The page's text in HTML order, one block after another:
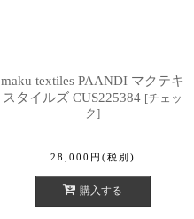
maku textiles PAANDI マクテキ
スタイルズ CUS225384 [チェッ
ク]
28,000 円 (税別)
購入する